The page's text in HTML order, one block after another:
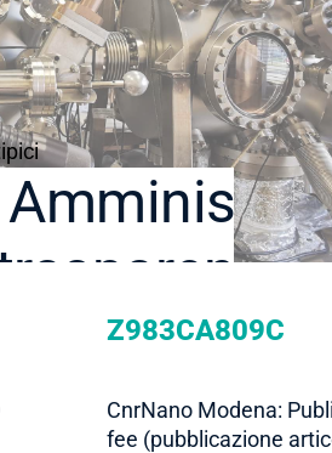
dettaglio
Z983CA809C
CnrNano Modena:
fee (pubblicazione